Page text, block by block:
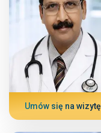
Umów się na wizytę